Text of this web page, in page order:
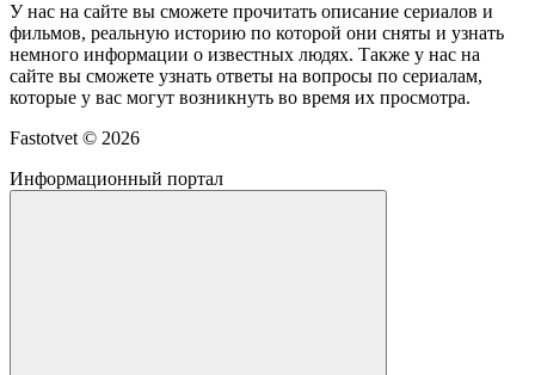
У нас на сайте вы сможете прочитать описание сериалов и
фильмов, реальную историю по которой они сняты и узнать
немного информации о известных людях. Также у нас на
сайте вы сможете узнать ответы на вопросы по сериалам,
которые у вас могут возникнуть во время их просмотра.
Fastotvet © 2026
Информационный портал